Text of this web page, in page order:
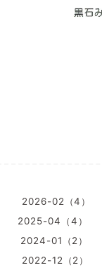
2026-02（4）
2025-04（4）
2024-01（2）
2022-12（2）